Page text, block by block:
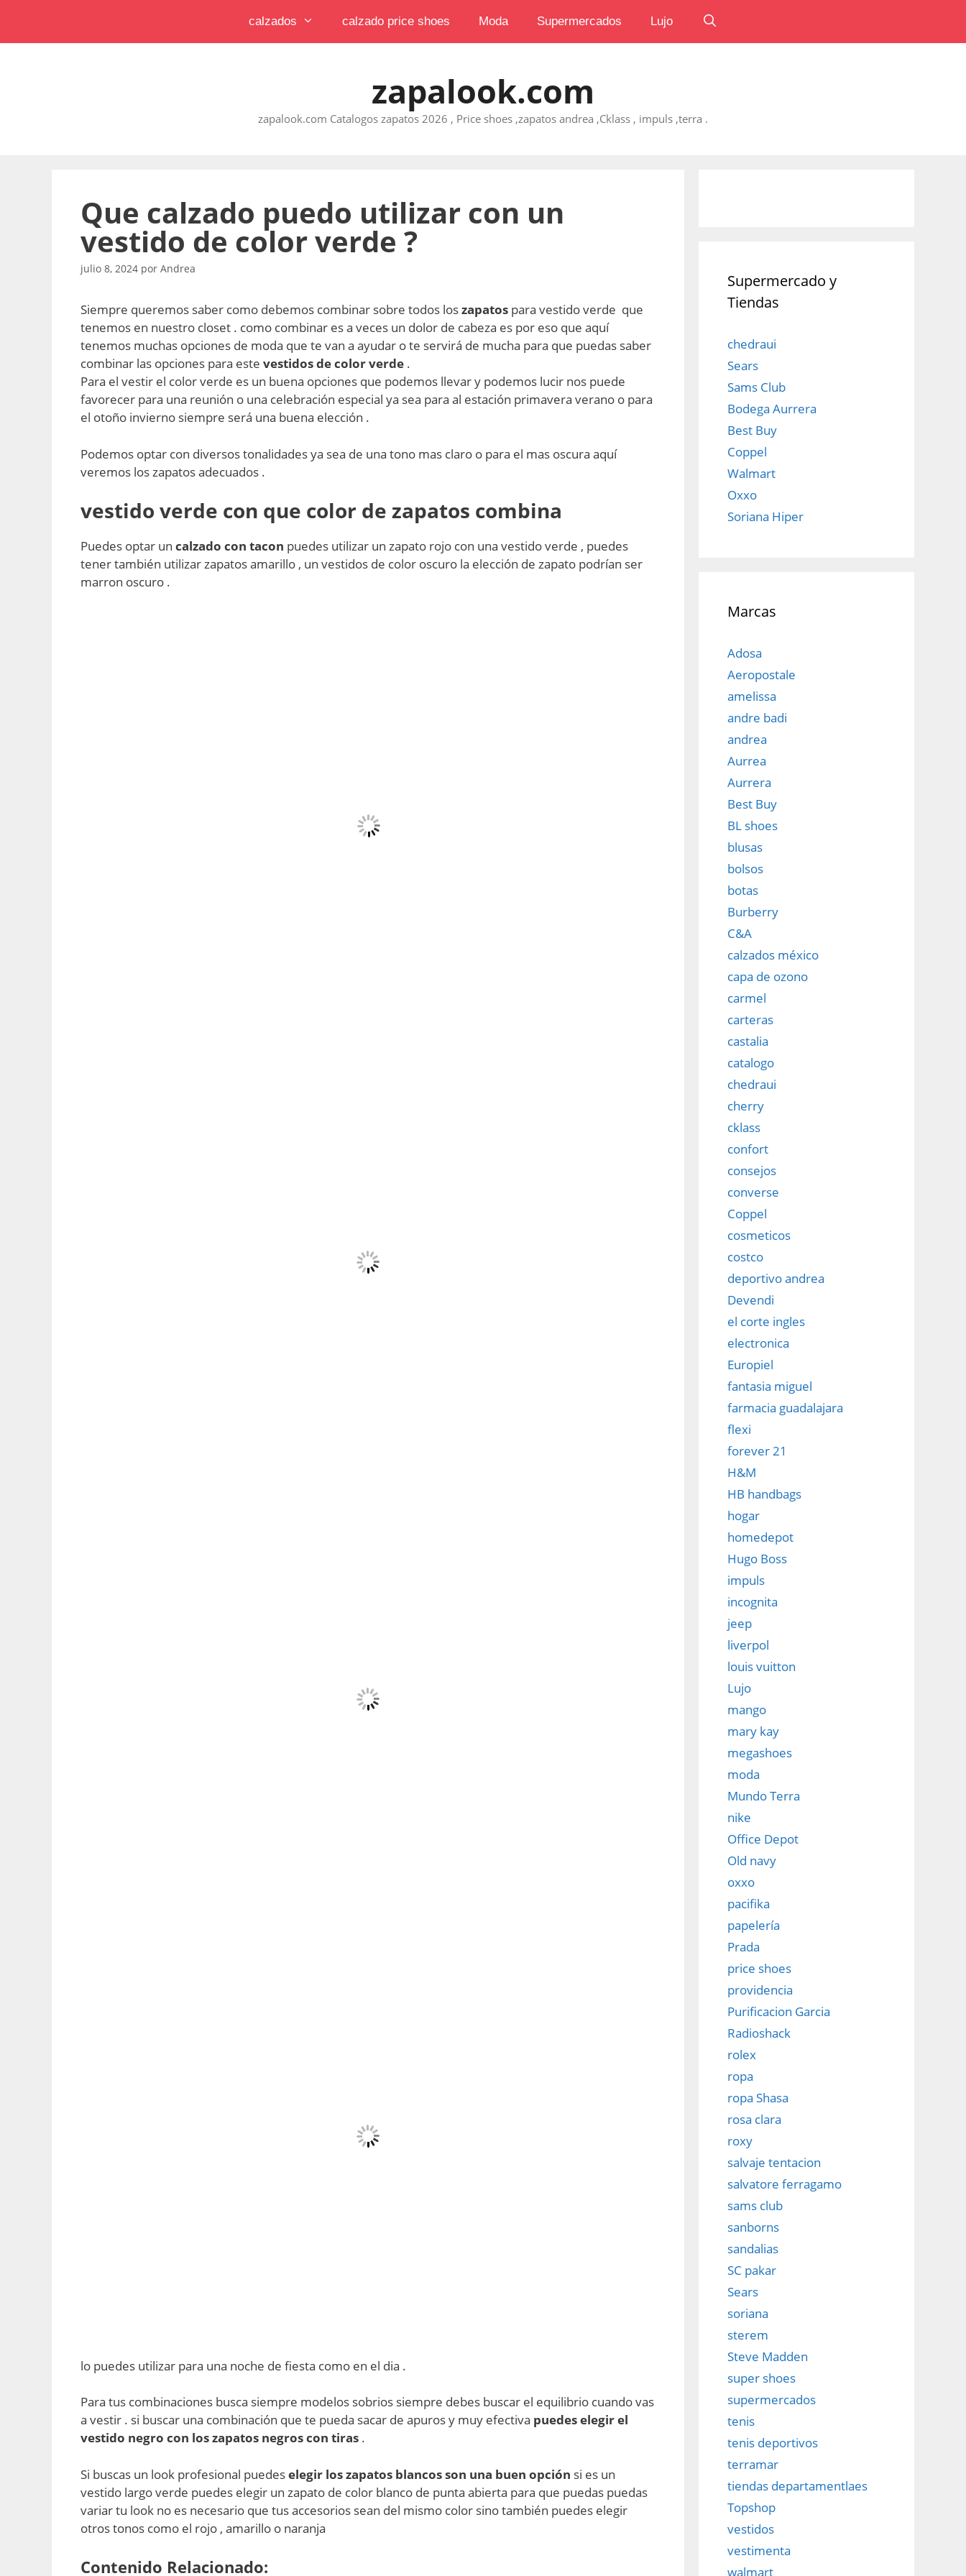
contenido
calzados calzado price shoes Moda Supermercados Lujo
zapalook.com
zapalook.com Catalogos zapatos 2026 , Price shoes ,zapatos andrea ,Cklass , impuls ,terra .
Que calzado puedo utilizar con un
vestido de color verde ?
julio 8, 2024 por Andrea
Siempre queremos saber como debemos combinar sobre todos loszapatos para vestido verde que
tenemos en nuestro closet . como combinar es a veces un dolor de cabeza es por eso que aquí
tenemos muchas opciones de moda que te van a ayudar o te servirá de mucha para que puedas saber
combinar las opciones para este vestidos de color verde .
Para el vestir el color verde es un buena opciones que podemos llevar y podemos lucir nos puede
favorecer para una reunión o una celebración especial ya sea para al estación primavera verano o para
el otoño invierno siempre será una buena elección .
Podemos optar con diversos tonalidades ya sea de una tono mas claro o para el mas oscura aquí
veremos los zapatos adecuados .
vestido verde con que color de zapatos combina
Puedes optar un calzado con tacon puedes utilizar un zapato rojo con una vestido verde , puedes
tener también utilizar zapatos amarillo , un vestidos de color oscuro la elección de zapato podrían ser
marron oscuro .
lo puedes utilizar para una noche de fiesta como en el dia .
Para tus combinaciones busca siempre modelos sobrios siempre debes buscar el equilibrio cuando vas
a vestir . si buscar una combinación que te pueda sacar de apuros y muy efectiva puedes elegir el
vestido negro con los zapatos negros con tiras .
Si buscas un look profesional puedeselegir los zapatos blancos son una buen opción si es un
vestido largo verde puedes elegir un zapato de color blanco de punta abierta para que puedas puedas
variar tu look no es necesario que tus accesorios sean del mismo color sino también puedes elegir
otros tonos como el rojo , amarillo o naranja
Contenido Relacionado:
Supermercado y
Tiendas
chedraui
Sears
Sams Club
Bodega Aurrera
Best Buy
Coppel
Walmart
Oxxo
Soriana Hiper
Marcas
Adosa
Aeropostale
amelissa
andre badi
andrea
Aurrea
Aurrera
Best Buy
BL shoes
blusas
bolsos
botas
Burberry
C&A
calzados méxico
capa de ozono
carmel
carteras
castalia
catalogo
chedraui
cherry
cklass
confort
consejos
converse
Coppel
cosmeticos
costco
deportivo andrea
Devendi
el corte ingles
electronica
Europiel
fantasia miguel
farmacia guadalajara
flexi
forever 21
H&M
HB handbags
hogar
homedepot
Hugo Boss
impuls
incognita
jeep
liverpol
louis vuitton
Lujo
mango
mary kay
megashoes
moda
Mundo Terra
nike
Office Depot
Old navy
oxxo
pacifika
papelería
Prada
price shoes
providencia
Purificacion Garcia
Radioshack
rolex
ropa
ropa Shasa
rosa clara
roxy
salvaje tentacion
salvatore ferragamo
sams club
sanborns
sandalias
SC pakar
Sears
soriana
sterem
Steve Madden
super shoes
supermercados
tenis
tenis deportivos
terramar
tiendas departamentlaes
Topshop
vestidos
vestimenta
walmart